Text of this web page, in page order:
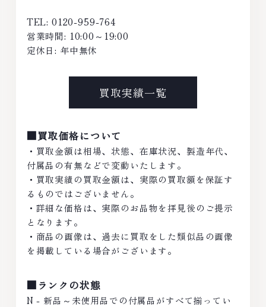
TEL: 0120-959-764
営業時間: 10:00～19:00
定休日: 年中無休
買取実績一覧
■買取価格について
・買取金額は相場、状態、在庫状況、製造年代、
付属品の有無などで変動いたします。
・買取実績の買取金額は、実際の買取額を保証す
るものではございません。
・詳細な価格は、実際のお品物を拝見後のご提示
となります。
・商品の画像は、過去に買取をした類似品の画像
を掲載している場合がございます。
■ランクの状態
N - 新品～未使用品での付属品がすべて揃ってい